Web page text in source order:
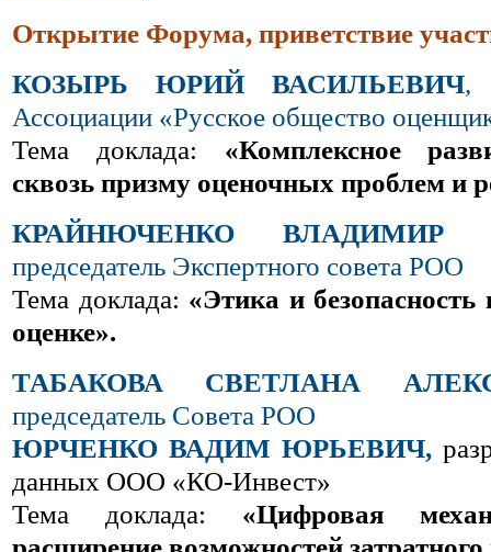
Открытие Форума, приветствие
КОЗЫРЬ ЮРИЙ ВАСИЛЬЕВИЧ,
Ассоциации «Русское общество
Тема доклада: «Комплексное
сквозь призму оценочных проблем и
КРАЙНЮЧЕНКО ВЛАДИМИР
председатель Экспертного совета РОО
Тема доклада: «Этика и
оценке».
ТАБАКОВА СВЕТЛАНА
председатель Совета РОО
ЮРЧЕНКО ВАДИМ ЮРЬЕВИЧ,
данных ООО «КО-Инвест»
Тема доклада: «Цифровая